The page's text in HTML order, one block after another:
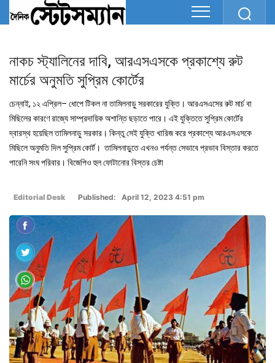
নাকচ স্ট্যালিনের দাবি, আরএসএসকে প্রকাশ্যে রুট
মার্চের অনুমতি সুপ্রিম কোর্টের
চেন্নাই, ১২ এপ্রিল– ধোপে টিকল না তামিলনাড়ু সরকারের যুক্তি। আরএসএসের রুট মার্চ বা
মিছিলের কারণে রাজ্যে সাম্প্রদায়িক অশান্তি ছড়াতে পারে। এই যুক্তিতে সুপ্রিম কোর্টের
দ্বারস্থ হয়েছিল তামিলনাড়ু সরকার। কিন্তু সেই যুক্তি খারিজ করে প্রকাশ্যে আরএসএসকে
মিছিলে অনুমতি দিল সুপ্রিম কোর্ট। তামিলনাড়ুতে এখনও পর্যন্ত সেভাবে প্রভাব বিস্তার করতে
পারেনি সংঘ পরিবার। বিজেপিও হুল ফোটানোর বিস্তর চেষ্টা
Editorial Desk Published: April 12, 2023 4:51 pm